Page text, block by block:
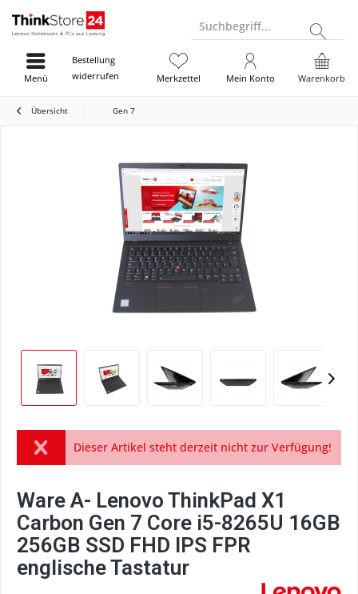
Suchbegriff...
Bestellung
widerrufen
Warenkorb
Merkzettel Mein Konto
Menü
Übersicht Gen 7
Dieser Artikel steht derzeit nicht zur Verfügung!
Ware A- Lenovo ThinkPad X1
Carbon Gen 7 Core i5-8265U 16GB
256GB SSD FHD IPS FPR
englische Tastatur